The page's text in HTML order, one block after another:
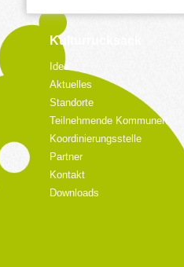
Kulturrucksack
Idee
Aktuelles
Standorte
Teilnehmende Kommunen
Koordinierungsstelle
Partner
Kontakt
Downloads